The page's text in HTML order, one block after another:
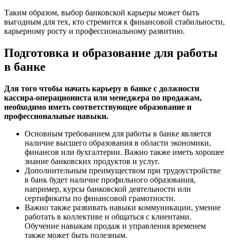
Таким образом, выбор банковской карьеры может быть
выгодным для тех, кто стремится к финансовой стабильности,
карьерному росту и профессиональному развитию.
Подготовка и образование для работы
в банке
Для того чтобы начать карьеру в банке с должности
кассира-операциониста или менеджера по продажам,
необходимо иметь соответствующее образование и
профессиональные навыки.
Основным требованием для работы в банке является
наличие высшего образования в области экономики,
финансов или бухгалтерии. Важно также иметь хорошее
знание банковских продуктов и услуг.
Дополнительным преимуществом при трудоустройстве
в банк будет наличие профильного образования,
например, курсы банковской деятельности или
сертификаты по финансовой грамотности.
Важно также развивать навыки коммуникации, умение
работать в коллективе и общаться с клиентами.
Обучение навыкам продаж и управления временем
также может быть полезным.